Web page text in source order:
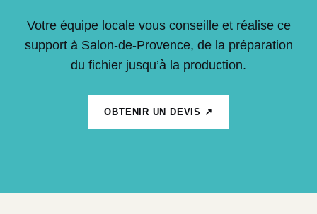
Votre équipe locale vous conseille et réalise ce
support à Salon-de-Provence, de la préparation
du fichier jusqu’à la production.
OBTENIR UN DEVIS ↗